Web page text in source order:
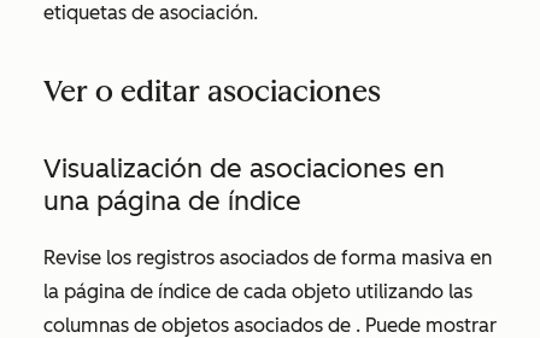
etiquetas de asociación.
Ver o editar asociaciones
Visualización de asociaciones en
una página de índice
Revise los registros asociados de forma masiva en
la página de índice de cada objeto utilizando las
columnas de objetos asociados de . Puede mostrar